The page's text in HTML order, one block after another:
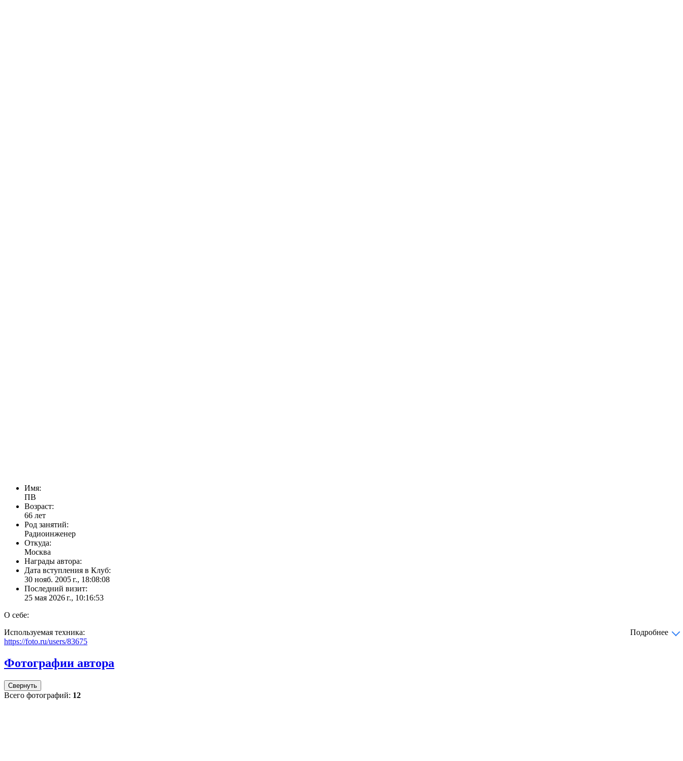
Имя:
ПВ
Возраст:
66 лет
Род занятий:
Радиоинженер
Откуда:
Москва
Награды автора:
Дата вступления в Клуб:
30 нояб. 2005 г., 18:08:08
Последний визит:
25 мая 2026 г., 10:16:53
О себе:
Используемая техника:
Подробнее
https://foto.ru/users/83675
Фотографии автора
Свернуть
Всего фотографий: 12